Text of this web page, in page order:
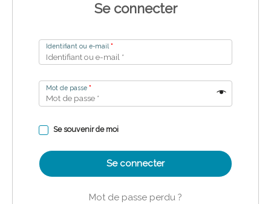
Se connecter
Identifiant ou e-mail *
Mot de passe *
Se souvenir de moi
Se connecter
Mot de passe perdu ?